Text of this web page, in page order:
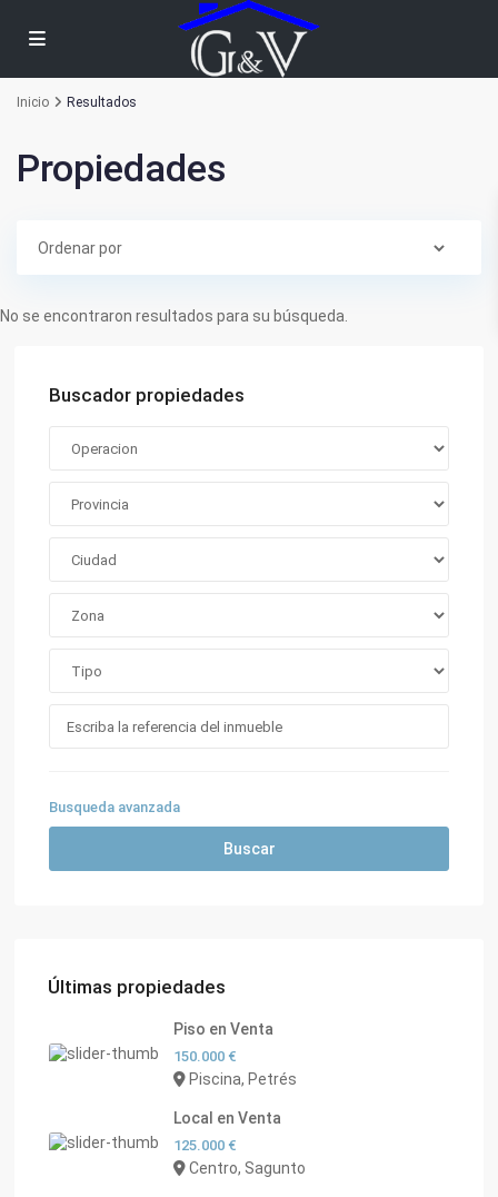
Inicio Resultados
Propiedades
No se encontraron resultados para su búsqueda.
Buscador propiedades
Busqueda avanzada
Buscar
Últimas propiedades
Piso en Venta
150.000 €
Piscina, Petrés
Local en Venta
125.000 €
Centro, Sagunto